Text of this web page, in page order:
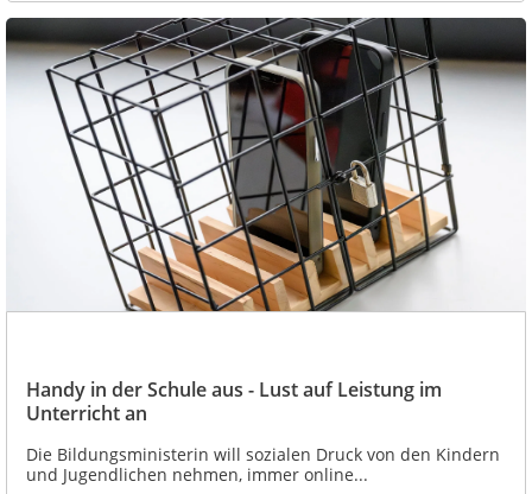
Handy in der Schule aus - Lust auf Leistung im
Unterricht an
Die Bildungsministerin will sozialen Druck von den Kindern
und Jugendlichen nehmen, immer online...